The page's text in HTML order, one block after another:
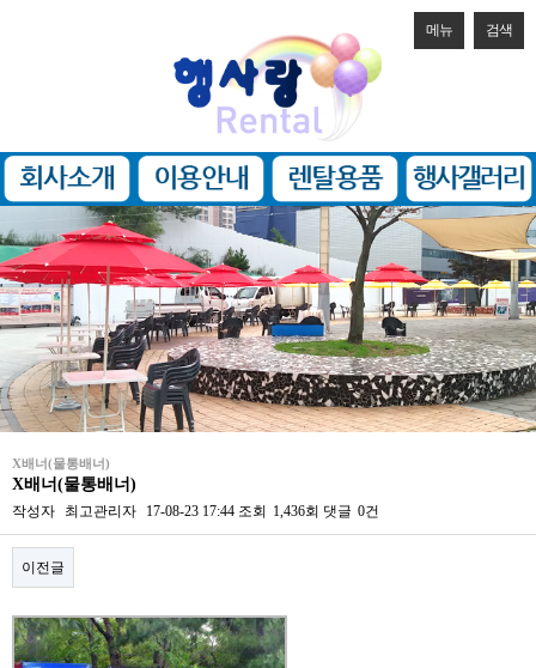
메뉴 검색
X배너(물통배너)
X배너(물통배너)
작성자 최고관리자 17-08-23 17:44 조회 1,436회 댓글 0건
이전글
본문